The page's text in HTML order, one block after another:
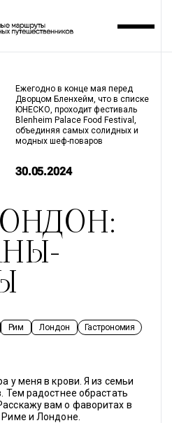
Ежегодно в конце мая перед
Дворцом Бленхейм, что в списке
ЮНЕСКО, проходит фестиваль
Blenheim Palace Food Festival,
объединяя самых солидных и
модных шеф-поваров
30.05.2024
Рим Лондон Гастрономия
у меня в крови. Я из семьи
Тем радостнее обрастать
вам о фаворитах в
и Лондоне.